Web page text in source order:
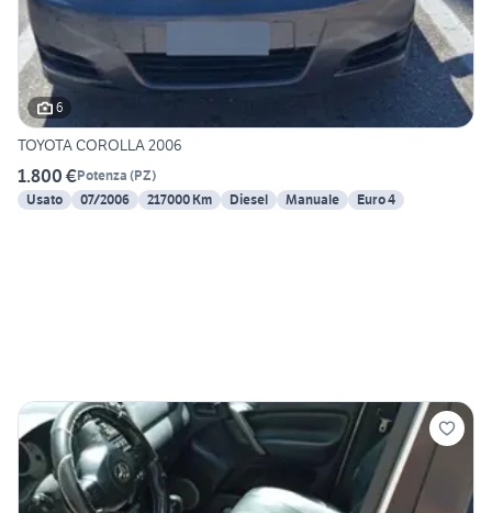
6
TOYOTA COROLLA 2006
1.800 €Potenza (PZ)
Usato
07/2006 217000 Km Diesel Manuale Euro 4